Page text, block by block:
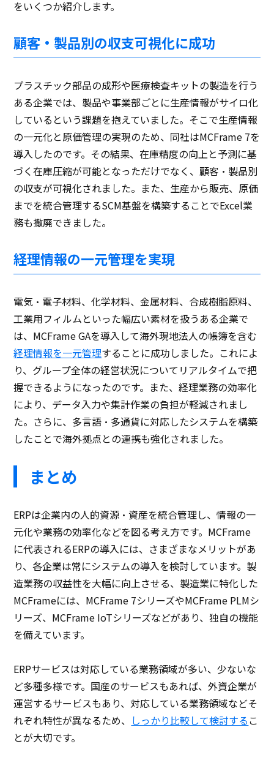
をいくつか紹介します。
顧客・製品別の収支可視化に成功
プラスチック部品の成形や医療検査キットの製造を行う
ある企業では、製品や事業部ごとに生産情報がサイロ化
しているという課題を抱えていました。そこで生産情報
の一元化と原価管理の実現のため、同社はMCFrame 7を
導入したのです。その結果、在庫精度の向上と予測に基
づく在庫圧縮が可能となっただけでなく、顧客・製品別
の収支が可視化されました。また、生産から販売、原価
までを統合管理するSCM基盤を構築することでExcel業
務も撤廃できました。
経理情報の一元管理を実現
電気・電子材料、化学材料、金属材料、合成樹脂原料、
工業用フィルムといった幅広い素材を扱うある企業で
は、MCFrame GAを導入して海外現地法人の帳簿を含む
経理情報を一元管理することに成功しました。これによ
り、グループ全体の経営状況についてリアルタイムで把
握できるようになったのです。また、経理業務の効率化
により、データ入力や集計作業の負担が軽減されまし
た。さらに、多言語・多通貨に対応したシステムを構築
したことで海外拠点との連携も強化されました。
まとめ
ERPは企業内の人的資源・資産を統合管理し、情報の一
元化や業務の効率化などを図る考え方です。MCFrame
に代表されるERPの導入には、さまざまなメリットがあ
り、各企業は常にシステムの導入を検討しています。製
造業務の収益性を大幅に向上させる、製造業に特化した
MCFrameには、MCFrame 7シリーズやMCFrame PLMシ
リーズ、MCFrame IoTシリーズなどがあり、独自の機能
を備えています。
ERPサービスは対応している業務領域が多い、少ないな
ど多種多様です。国産のサービスもあれば、外資企業が
運営するサービスもあり、対応している業務領域などそ
れぞれ特性が異なるため、 しっかり比較して検討するこ
とが大切です。